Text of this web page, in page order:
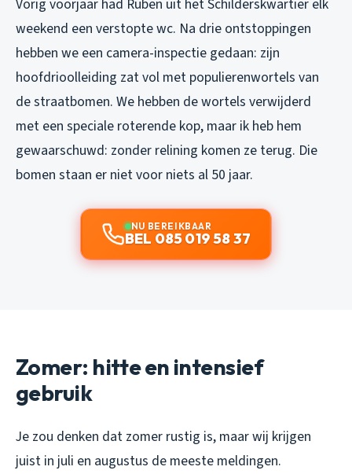
Vorig voorjaar had Ruben uit het Schilderskwartier elk
weekend een verstopte wc. Na drie ontstoppingen
hebben we een camera-inspectie gedaan: zijn
hoofdrioolleiding zat vol met populierenwortels van
de straatbomen. We hebben de wortels verwijderd
met een speciale roterende kop, maar ik heb hem
gewaarschuwd: zonder relining komen ze terug. Die
bomen staan er niet voor niets al 50 jaar.
NU BEREIKBAAR
BEL 085 019 58 37
Zomer: hitte en intensief
gebruik
Je zou denken dat zomer rustig is, maar wij krijgen
juist in juli en augustus de meeste meldingen.